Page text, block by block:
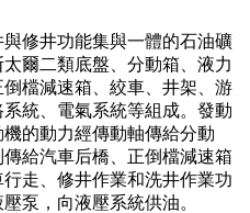
修井功能集與一體的石油礦
爾二類底盤、分動箱、液力
檔減速箱、絞車、井架、游
統、電氣系統等組成。發動
的動力經傳動軸傳給分動
給汽車后橋、正倒檔減速箱
走、修井作業和洗井作業功
泵，向液壓系統供油。